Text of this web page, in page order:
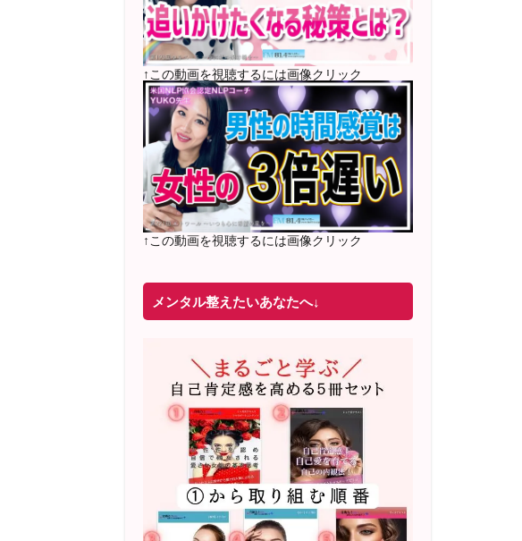
2022年7月〜12月 グループセッション開
始 限定10名様随時満席
2022年4月 米国NLP協会認定NLPコーチ
及び日本NLP能力開発協会認定NLPコー
チ資格取得
↑この動画を視聴するには画像クリック
↑この動画を視聴するには画像クリック
メンタル整えたいあなたへ↓